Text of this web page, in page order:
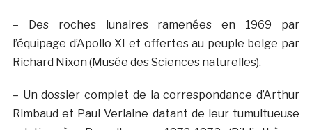
– Des roches lunaires ramenées en 1969 par
l’équipage d’Apollo XI et offertes au peuple belge par
Richard Nixon (Musée des Sciences naturelles).
– Un dossier complet de la correspondance d’Arthur
Rimbaud et Paul Verlaine datant de leur tumultueuse